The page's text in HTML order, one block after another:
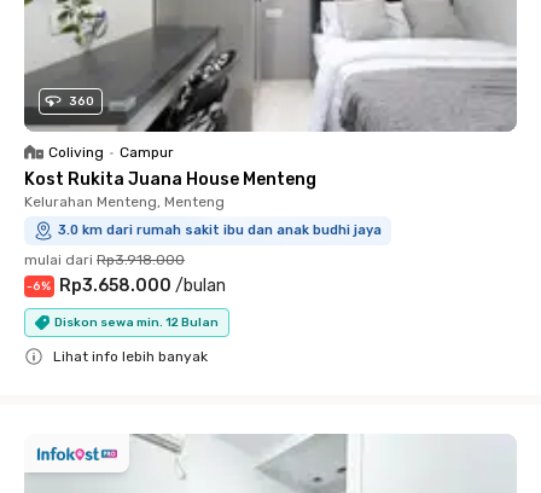
360
Coliving • Campur
Kost Rukita Juana House Menteng
Kelurahan Menteng, Menteng
3.0 km dari rumah sakit ibu dan anak budhi jaya
mulai dari Rp3.918.000
-6% Rp3.658.000 /bulan
Diskon sewa min. 12 Bulan
Lihat info lebih banyak